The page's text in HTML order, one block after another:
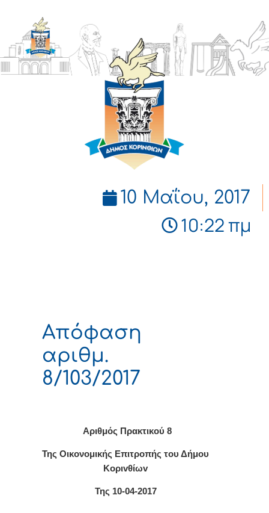
ΔΗΜΟΣ
ΚΟΡΙΝΘΙΩΝ
10 Μαΐου, 2017
10:22 πμ
Απόφαση
αριθμ.
8/103/2017
Αριθμός Πρακτικού 8
Της Οικονομικής Επιτρoπής τoυ Δήμoυ
Κoριvθίωv
Της 10-04-2017